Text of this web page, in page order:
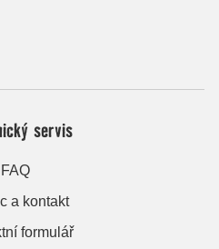
servis
FAQ
a kontakt
formulář